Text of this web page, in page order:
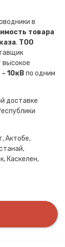
в
товара
. ТОО
высокое
- 10кВ по одним
доставке
Актобе,
Каскелен,